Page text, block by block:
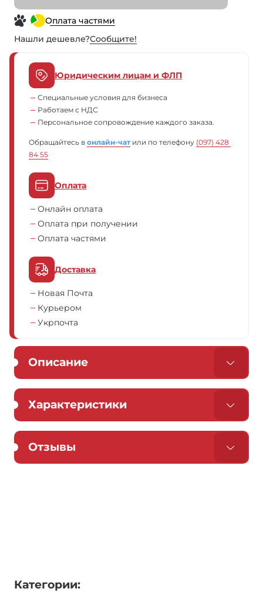
Оплата частями
Нашли дешевле?Сообщите!
Юридическим лицам и ФЛП
Специальные условия для бизнеса
Работаем с НДС
Персональное сопровождение каждого заказа.
Обращайтесь в онлайн-чатили по телефону (097) 428
84 55
Оплата
Онлайн оплата
Оплата при получении
Оплата частями
Доставка
Новая Почта
Курьером
Укрпочта
Описание
Характеристики
Отзывы
Категории: